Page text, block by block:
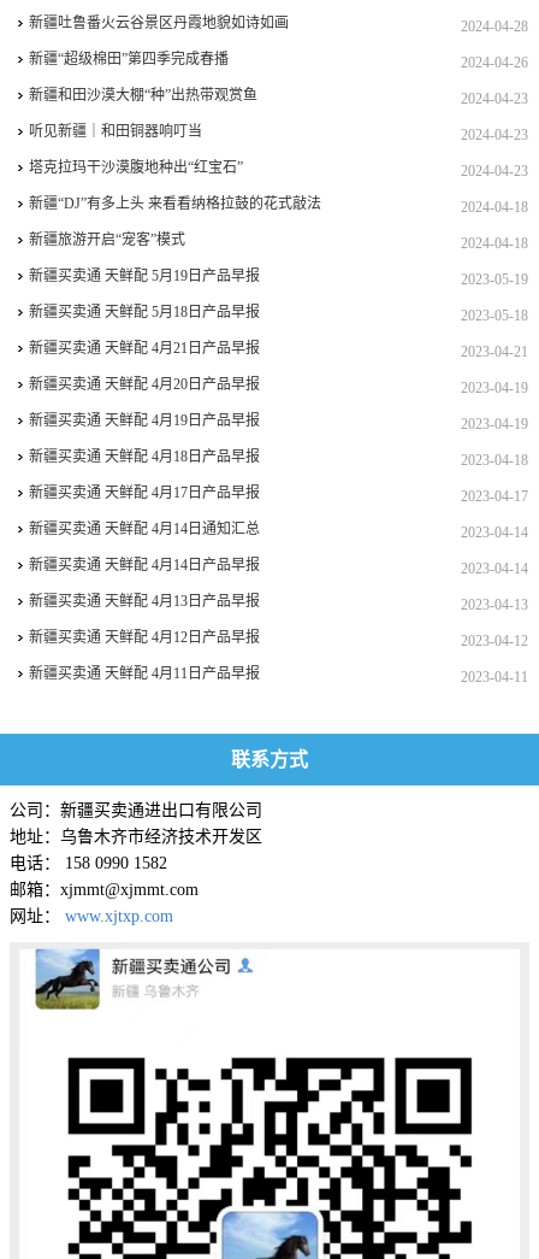
2024-04-28
新疆吐鲁番火云谷景区丹霞地貌如诗如画
2024-04-26
新疆“超级棉田”第四季完成春播
2024-04-23
新疆和田沙漠大棚“种”出热带观赏鱼
2024-04-23
听见新疆｜和田铜器响叮当
2024-04-23
塔克拉玛干沙漠腹地种出“红宝石”
2024-04-18
新疆“DJ”有多上头 来看看纳格拉鼓的花式敲法
2024-04-18
新疆旅游开启“宠客”模式
2023-05-19
新疆买卖通 天鲜配 5月19日产品早报
2023-05-18
新疆买卖通 天鲜配 5月18日产品早报
2023-04-21
新疆买卖通 天鲜配 4月21日产品早报
2023-04-19
新疆买卖通 天鲜配 4月20日产品早报
2023-04-19
新疆买卖通 天鲜配 4月19日产品早报
2023-04-18
新疆买卖通 天鲜配 4月18日产品早报
2023-04-17
新疆买卖通 天鲜配 4月17日产品早报
2023-04-14
新疆买卖通 天鲜配 4月14日通知汇总
2023-04-14
新疆买卖通 天鲜配 4月14日产品早报
2023-04-13
新疆买卖通 天鲜配 4月13日产品早报
2023-04-12
新疆买卖通 天鲜配 4月12日产品早报
2023-04-11
新疆买卖通 天鲜配 4月11日产品早报
联系方式
公司：新疆买卖通进出口有限公司
地址：乌鲁木齐市经济技术开发区
电话： 158 0990 1582
邮箱：xjmmt@xjmmt.com
网址： www.xjtxp.com